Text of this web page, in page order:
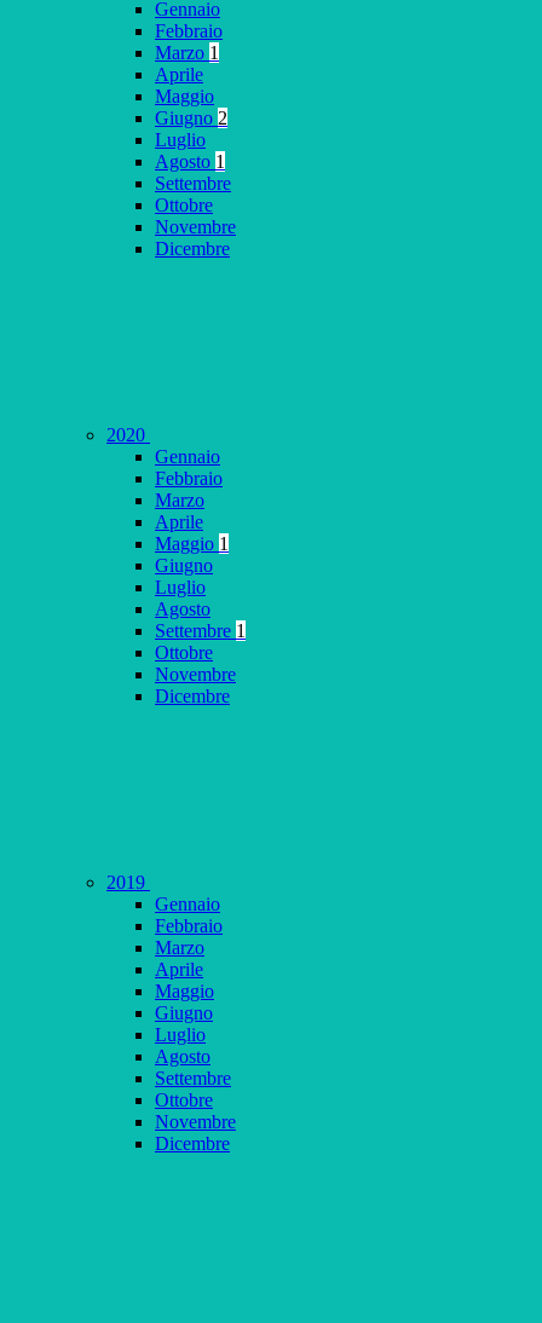
Gennaio
Febbraio
Marzo 1
Aprile
Maggio
Giugno 2
Luglio
Agosto 1
Settembre
Ottobre
Novembre
Dicembre
2020
Gennaio
Febbraio
Marzo
Aprile
Maggio 1
Giugno
Luglio
Agosto
Settembre 1
Ottobre
Novembre
Dicembre
2019
Gennaio
Febbraio
Marzo
Aprile
Maggio
Giugno
Luglio
Agosto
Settembre
Ottobre
Novembre
Dicembre